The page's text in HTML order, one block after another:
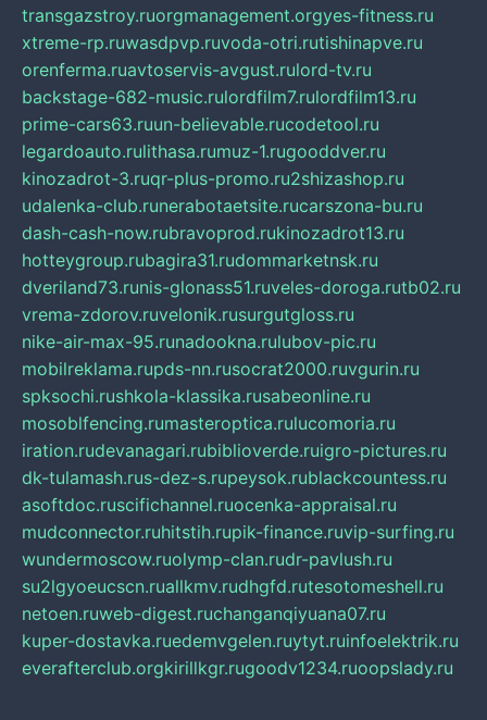
transgazstroy.ruorgmanagement.orgyes-fitness.ru
xtreme-rp.ruwasdpvp.ruvoda-otri.rutishinapve.ru
orenferma.ruavtoservis-avgust.rulord-tv.ru
backstage-682-music.rulordfilm7.rulordfilm13.ru
prime-cars63.ruun-believable.rucodetool.ru
legardoauto.rulithasa.rumuz-1.rugooddver.ru
kinozadrot-3.ruqr-plus-promo.ru2shizashop.ru
udalenka-club.runerabotaetsite.rucarszona-bu.ru
dash-cash-now.rubravoprod.rukinozadrot13.ru
hotteygroup.rubagira31.rudommarketnsk.ru
dveriland73.runis-glonass51.ruveles-doroga.rutb02.ru
vrema-zdorov.ruvelonik.rusurgutgloss.ru
nike-air-max-95.runadookna.rulubov-pic.ru
mobilreklama.rupds-nn.rusocrat2000.ruvgurin.ru
spksochi.rushkola-klassika.rusabeonline.ru
mosoblfencing.rumasteroptica.rulucomoria.ru
iration.rudevanagari.rubiblioverde.ruigro-pictures.ru
dk-tulamash.rus-dez-s.rupeysok.rublackcountess.ru
asoftdoc.ruscifichannel.ruocenka-appraisal.ru
mudconnector.ruhitstih.rupik-finance.ruvip-surfing.ru
wundermoscow.ruolymp-clan.rudr-pavlush.ru
su2lgyoeucscn.ruallkmv.rudhgfd.rutesotomeshell.ru
netoen.ruweb-digest.ruchanganqiyuana07.ru
kuper-dostavka.ruedemvgelen.ruytyt.ruinfoelektrik.ru
everafterclub.orgkirillkgr.rugoodv1234.ruoopslady.ru